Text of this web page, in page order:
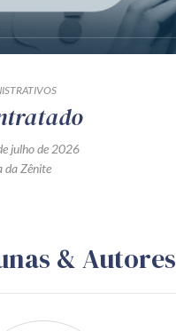
julho de 2026
da Zênite
& Autores